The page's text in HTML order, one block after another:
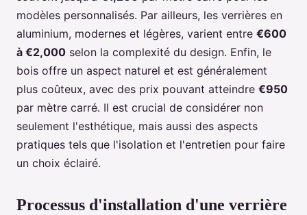
modèles personnalisés. Par ailleurs, les verrières en
aluminium, modernes et légères, varient entre €600
à €2,000 selon la complexité du design. Enfin, le
bois offre un aspect naturel et est généralement
plus coûteux, avec des prix pouvant atteindre €950
par mètre carré. Il est crucial de considérer non
seulement l'esthétique, mais aussi des aspects
pratiques tels que l'isolation et l'entretien pour faire
un choix éclairé.
Processus d'installation d'une verrière